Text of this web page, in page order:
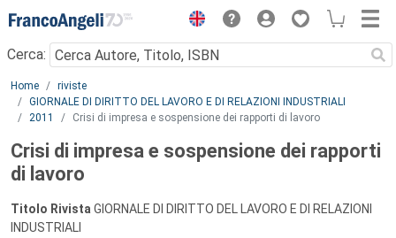
Menu
Cerca:
Main content
Home
riviste
GIORNALE DI DIRITTO DEL LAVORO E DI RELAZIONI INDUSTRIALI
2011
Crisi di impresa e sospensione dei rapporti di lavoro
Crisi di impresa e sospensione dei rapporti
di lavoro
Titolo Rivista GIORNALE DI DIRITTO DEL LAVORO E DI RELAZIONI
INDUSTRIALI